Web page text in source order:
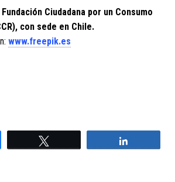
Ciudadana por un Consumo
con sede en Chile.
www.freepik.es